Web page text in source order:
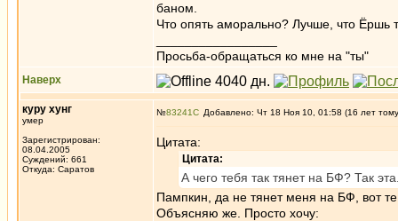
баном.
Что опять аморально? Лучше, что Ёршь
Просьба-обращаться ко мне на "ты"
Наверх
куру хунг
умер
Зарегистрирован:
08.04.2005
Суждений: 661
Откуда: Саратов
№83241 Добавлено: Чт 18 Ноя 10, 01:58 (16 лет
Цитата:
Цитата:
А чего тебя так тянет на БФ? Так
Пампкин, да не тянет меня на БФ, вот те
Объясняю же. Просто хочу: